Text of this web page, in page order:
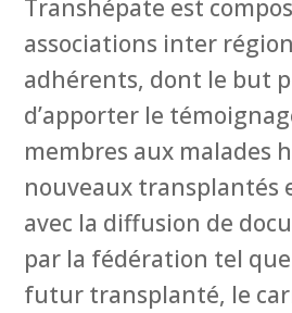
Transhépate est
associations inter
adhérents, dont le but
d’apporter le
membres aux malades
nouveaux transplantés
avec la diffusion de
par la fédération tel
futur transplanté, le